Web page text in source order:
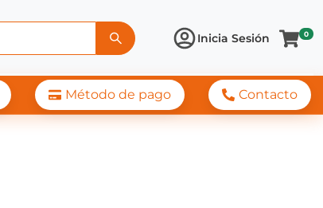
Inicia Sesión 0
Método de pago Contacto